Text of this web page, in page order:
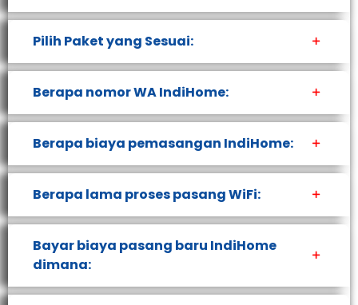
Pilih Paket yang Sesuai:
Berapa nomor WA IndiHome:
Berapa biaya pemasangan IndiHome:
Berapa lama proses pasang WiFi:
Bayar biaya pasang baru IndiHome
dimana: